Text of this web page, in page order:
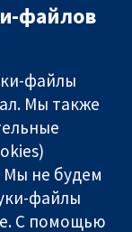
Связаться с
нами
Новости
файлов
файлы
Мы также
Мы не будем
файлы
С помощью